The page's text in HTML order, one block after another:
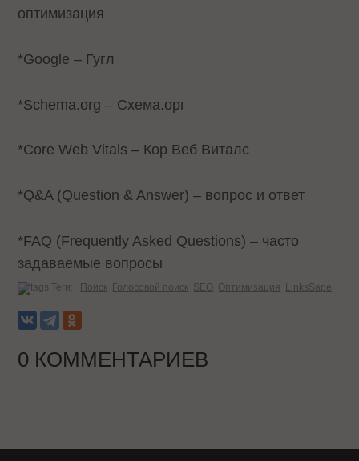
оптимизация
*Google – Гугл
*Schema.org – Схема.орг
*Core Web Vitals – Кор Веб Виталс
*Q&A (Question & Answer) – вопрос и ответ
*FAQ (Frequently Asked Questions) – часто
задаваемые вопросы
Теги: Поиск Голосовой поиск SEO Оптимизация LinksSape
0 КОММЕНТАРИЕВ